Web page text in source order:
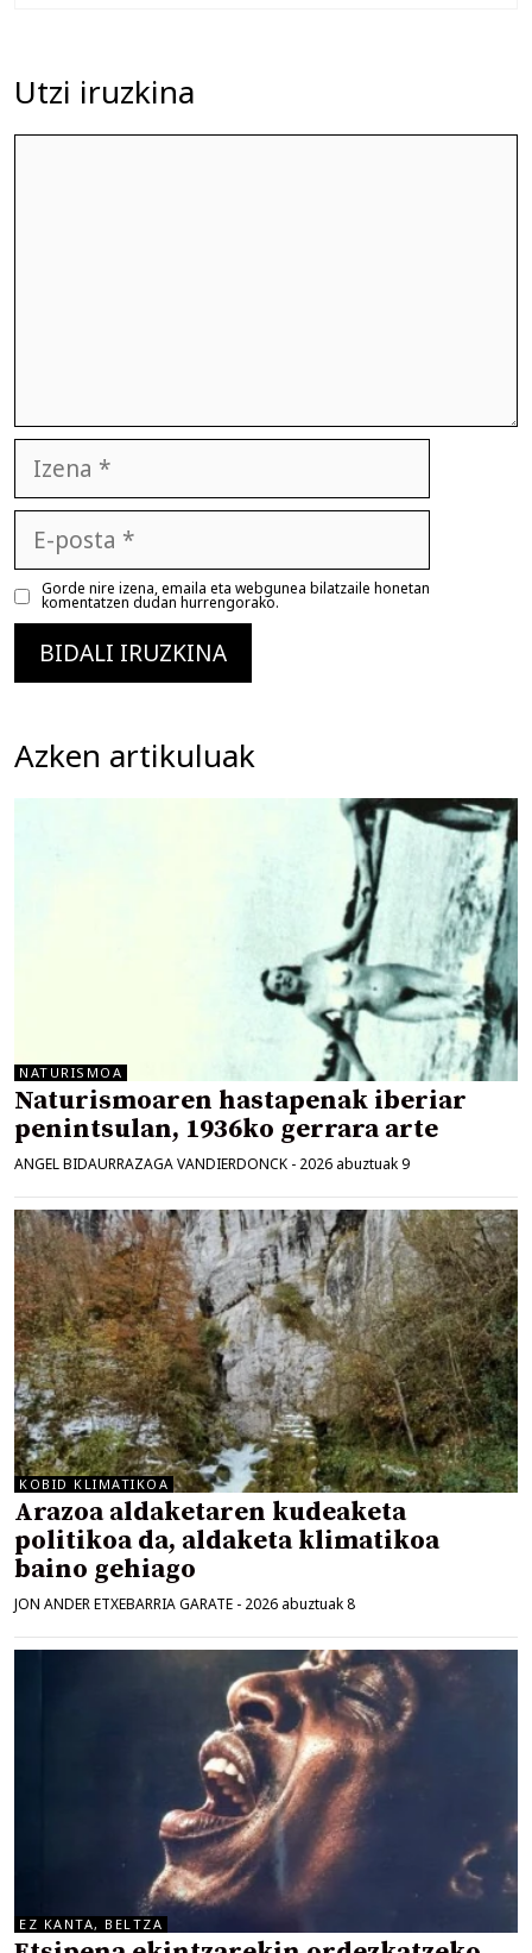
Utzi iruzkina
posta
Gorde nire izena, emaila eta webgunea bilatzaile honetan
komentatzen dudan hurrengorako.
Azken artikuluak
NATURISMOA
Naturismoaren hastapenak iberiar
penintsulan, 1936ko gerrara arte
ANGEL BIDAURRAZAGA VANDIERDONCK - 2026 abuztuak 9
KOBID KLIMATIKOA
Arazoa aldaketaren kudeaketa
politikoa da, aldaketa klimatikoa
baino gehiago
JON ANDER ETXEBARRIA GARATE - 2026 abuztuak 8
EZ KANTA, BELTZA